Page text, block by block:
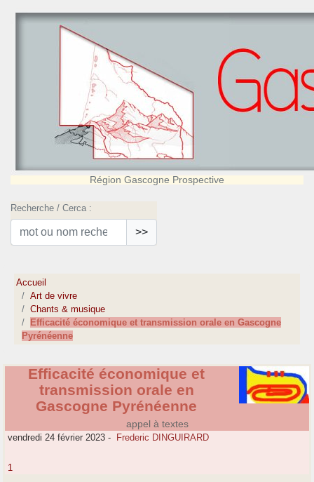
Région Gascogne Prospective
Recherche / Cerca :
>>
Accueil
Art de vivre
Chants & musique
Efficacité économique et transmission orale en Gascogne
Pyrénéenne
Efficacité économique et
transmission orale en
Gascogne Pyrénéenne
appel à textes
vendredi 24 février 2023 - Frederic DINGUIRARD
1